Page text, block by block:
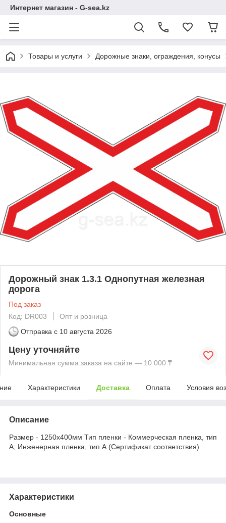
Интернет магазин - G-sea.kz
Товары и услуги Дорожные знаки, ограждения, конусы
Дорожный знак 1.3.1 Однопутная железная
дорога
Под заказ
Код: DR003
Опт и розница
Отправка с 10 августа 2026
Цену уточняйте
Минимальная сумма заказа на сайте — 10 000 ₸
Характеристики Доставка Оплата Условия
Описание
Размер - 1250х400мм Тип пленки - Коммерческая пленка, тип
А; Инженерная пленка, тип А (Сертификат соответствия)
Характеристики
Основные